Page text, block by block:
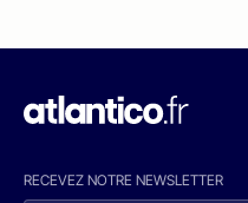
RECEVEZ NOTRE NEWSLETTER